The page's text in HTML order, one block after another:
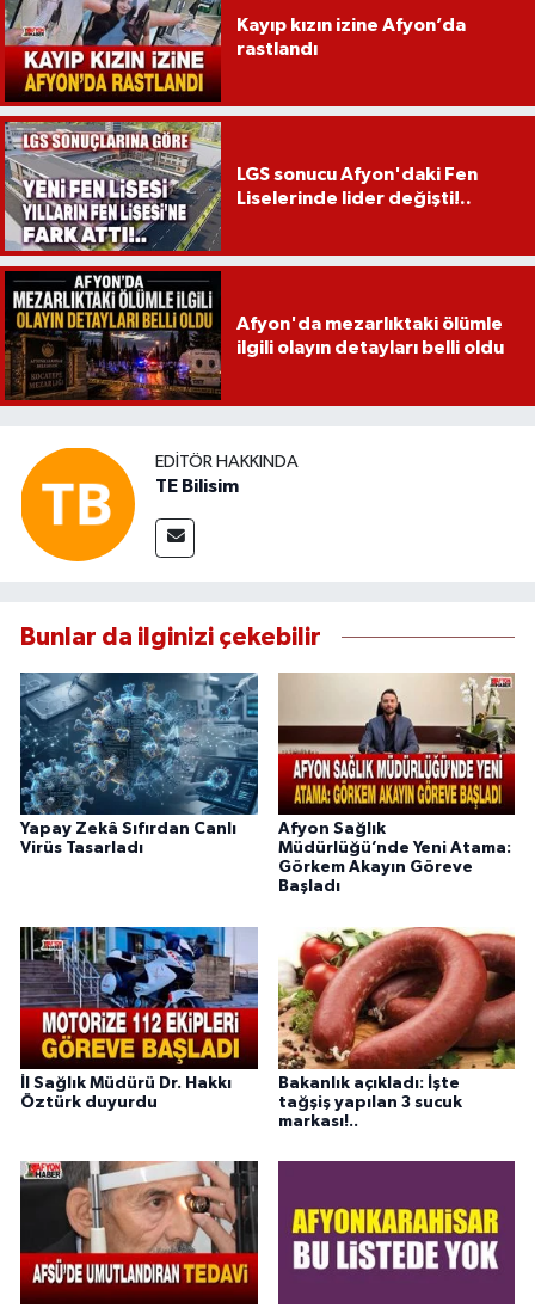
Kayıp kızın izine Afyon’da
rastlandı
LGS sonucu Afyon'daki Fen
Liselerinde lider değişti!..
Afyon'da mezarlıktaki ölümle
ilgili olayın detayları belli oldu
EDITÖR HAKKINDA
TE Bilisim
Bunlar da ilginizi çekebilir
Yapay Zekâ Sıfırdan Canlı
Virüs Tasarladı
Afyon Sağlık
Müdürlüğü’nde Yeni Atama:
Görkem Akayın Göreve
Başladı
İl Sağlık Müdürü Dr. Hakkı
Öztürk duyurdu
Bakanlık açıkladı: İşte
tağşiş yapılan 3 sucuk
markası!..